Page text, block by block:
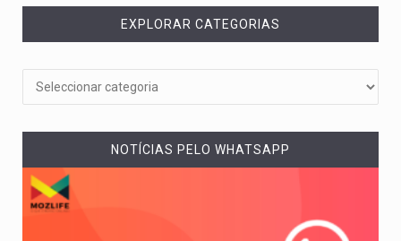
EXPLORAR CATEGORIAS
NOTÍCIAS PELO WHATSAPP